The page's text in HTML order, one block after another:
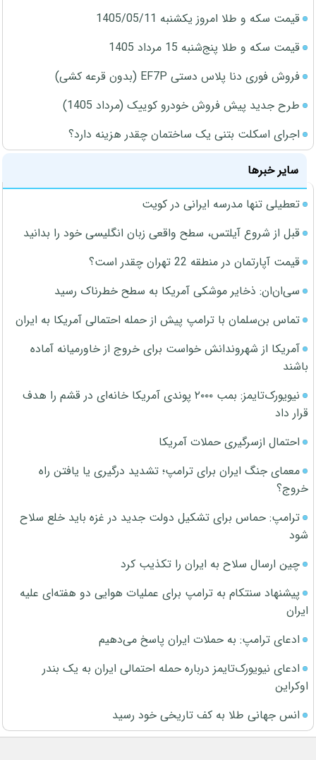
قیمت سکه و طلا امروز یکشنبه 1405/05/11
قیمت سکه و طلا پنج‌شنبه 15 مرداد 1405
فروش فوری دنا پلاس دستی EF7P (بدون قرعه کشی)
طرح جدید پیش فروش خودرو کوییک (مرداد 1405)
اجرای اسکلت بتنی یک ساختمان چقدر هزینه دارد؟
سایر خبرها
تعطیلی تنها مدرسه ایرانی در کویت
قبل از شروع آیلتس، سطح واقعی زبان انگلیسی خود را بدانید
قیمت آپارتمان در منطقه 22 تهران چقدر است؟
سی‌ان‌ان: ذخایر موشکی آمریکا به سطح خطرناک رسید
تماس بن‌سلمان با ترامپ پیش از حمله احتمالی آمریکا به ایران
آمریکا از شهروندانش خواست برای خروج از خاورمیانه آماده
باشند
نیویورک‌تایمز: بمب ۲۰۰۰ پوندی آمریکا خانه‌ای در قشم را هدف
قرار داد
احتمال ازسرگیری حملات آمریکا
معمای جنگ ایران برای ترامپ؛ تشدید درگیری یا یافتن راه
خروج؟
ترامپ: حماس برای تشکیل دولت جدید در غزه باید خلع سلاح
شود
چین ارسال سلاح به ایران را تکذیب کرد
پیشنهاد سنتکام به ترامپ برای عملیات هوایی دو هفته‌ای علیه
ایران
ادعای ترامپ: به حملات ایران پاسخ می‌دهیم
ادعای نیویورک‌تایمز درباره حمله احتمالی ایران به یک بندر
اوکراین
انس جهانی طلا به کف تاریخی خود رسید